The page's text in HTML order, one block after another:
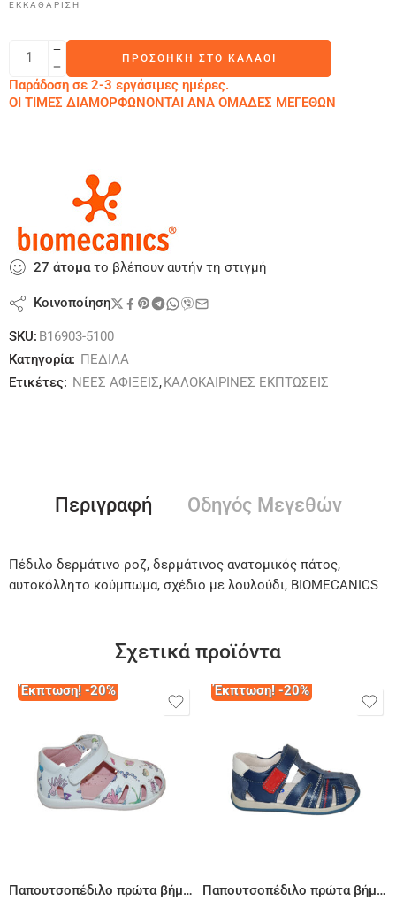
ΕΚΚΑΘΆΡΙΣΗ
ΠΡΟΣΘΉΚΗ ΣΤΟ ΚΑΛΆΘΙ
Παράδοση σε 2-3 εργάσιμες ημέρες.
ΟΙ ΤΙΜΕΣ ΔΙΑΜΟΡΦΩΝΟΝΤΑΙ ΑΝΑ ΟΜΑΔΕΣ ΜΕΓΕΘΩΝ
27 άτοματο βλέπουν αυτήν τη στιγμή
Κοινοποίηση
SKU: B16903-5100
Κατηγορία: ΠΕΔΙΛΑ
Ετικέτες: ΝΕΕΣ ΑΦΙΞΕΙΣ, ΚΑΛΟΚΑΙΡΙΝΕΣ ΕΚΠΤΩΣΕΙΣ
Περιγραφή Οδηγός Μεγεθών
Πέδιλο δερμάτινο ροζ, δερμάτινος ανατομικός πάτος,
αυτοκόλλητο κούμπωμα, σχέδιο με λουλούδι, BIOMECANICS
Σχετικά προϊόντα
Έκπτωση! -20%
Παπουτσοπέδιλο πρώτα βήματα ψηλή φτέρνα δερμάτινο λευκό
Έκπτωση! -20%
Παπουτσοπέδιλο πρώτα βήματα ψηλή φτέρνα δερμάτινο μπλε